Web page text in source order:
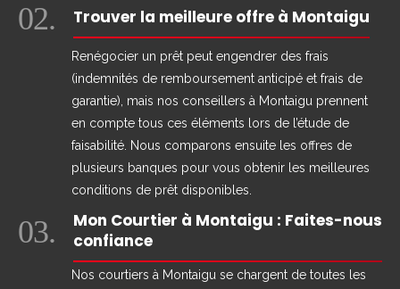
02. Trouver la meilleure offre à Montaigu
Renégocier un prêt peut engendrer des frais
(indemnités de remboursement anticipé et frais de
garantie), mais nos conseillers à Montaigu prennent
en compte tous ces éléments lors de l’étude de
faisabilité. Nous comparons ensuite les offres de
plusieurs banques pour vous obtenir les meilleures
conditions de prêt disponibles.
03.
Mon Courtier à Montaigu : Faites-nous
confiance
Nos courtiers à Montaigu se chargent de toutes les